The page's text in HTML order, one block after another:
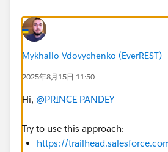
Mykhailo Vdovychenko (EverREST)
2025年8月15日 11:50
Hi, @PRINCE PANDEY
Try to use this approach:
https://